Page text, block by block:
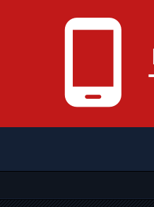
phone_android